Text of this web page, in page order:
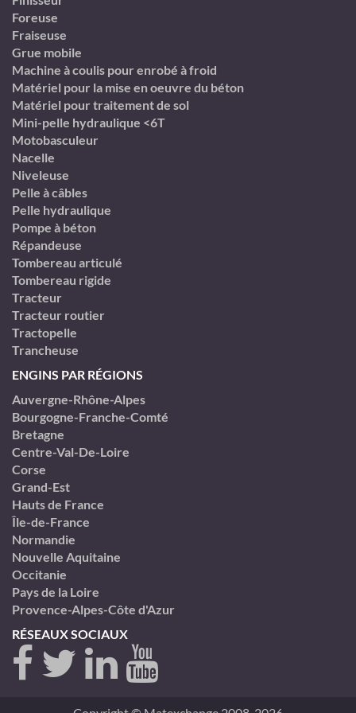
Foreuse
Fraiseuse
Grue mobile
Machine à coulis pour enrobé à froid
Matériel pour la mise en oeuvre du béton
Matériel pour traitement de sol
Mini-pelle hydraulique <6T
Motobasculeur
Nacelle
Niveleuse
Pelle à câbles
Pelle hydraulique
Pompe à béton
Répandeuse
Tombereau articulé
Tombereau rigide
Tracteur
Tracteur routier
Tractopelle
Trancheuse
ENGINS PAR RÉGIONS
Auvergne-Rhône-Alpes
Bourgogne-Franche-Comté
Bretagne
Centre-Val-De-Loire
Corse
Grand-Est
Hauts de France
Île-de-France
Normandie
Nouvelle Aquitaine
Occitanie
Pays de la Loire
Provence-Alpes-Côte d'Azur
RÉSEAUX SOCIAUX